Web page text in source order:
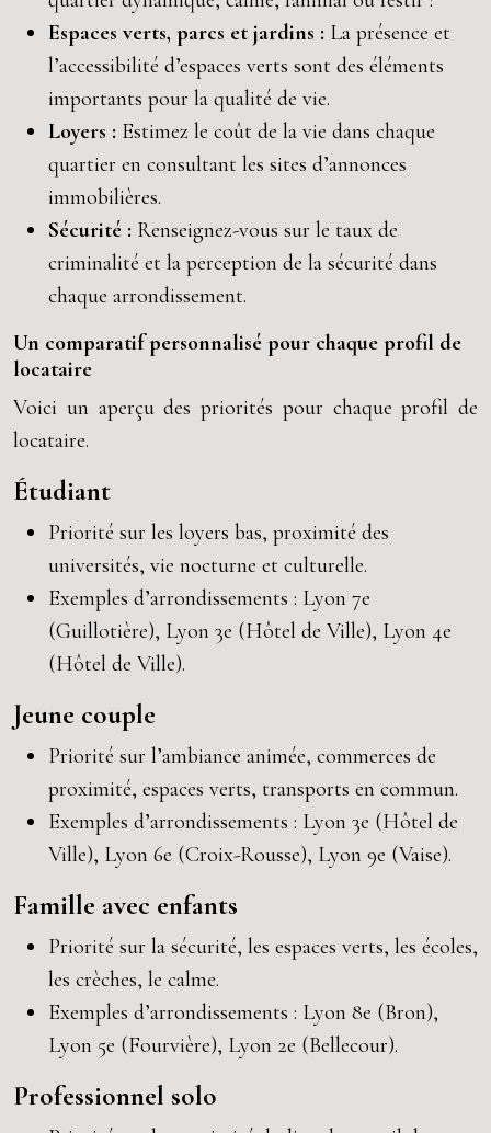
Espaces verts, parcs et jardins : La présence et
l’accessibilité d’espaces verts sont des éléments
importants pour la qualité de vie.
Loyers : Estimez le coût de la vie dans chaque
quartier en consultant les sites d’annonces
immobilières.
Sécurité : Renseignez-vous sur le taux de
criminalité et la perception de la sécurité dans
chaque arrondissement.
Un comparatif personnalisé pour chaque profil de
locataire
Voici un aperçu des priorités pour chaque profil de
locataire.
Étudiant
Priorité sur les loyers bas, proximité des
universités, vie nocturne et culturelle.
Exemples d’arrondissements : Lyon 7e
(Guillotière), Lyon 3e (Hôtel de Ville), Lyon 4e
(Hôtel de Ville).
Jeune couple
Priorité sur l’ambiance animée, commerces de
proximité, espaces verts, transports en commun.
Exemples d’arrondissements : Lyon 3e (Hôtel de
Ville), Lyon 6e (Croix-Rousse), Lyon 9e (Vaise).
Famille avec enfants
Priorité sur la sécurité, les espaces verts, les écoles,
les crèches, le calme.
Exemples d’arrondissements : Lyon 8e (Bron),
Lyon 5e (Fourvière), Lyon 2e (Bellecour).
Professionnel solo